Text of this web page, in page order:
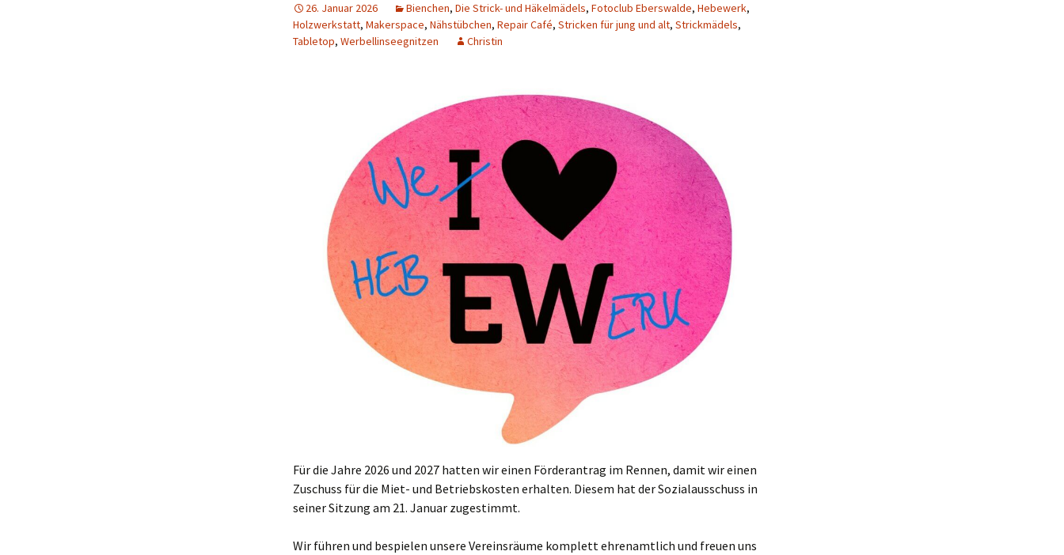
Holzwerkstatt
Die Strick- und
Häkelmädels
(Mittwochsgruppe)
Strickmädels
(Donnerstags 10 uhr
Stricken für jung und alt
(Donnerstags 14 uhr
26. Januar 2026 Bienchen, Die Strick- und Häkelmädels, Fotoclub Eberswalde, Hebewerk,
Holzwerkstatt, Makerspace, Nähstübchen, Repair Café, Stricken für jung und alt, Strickmädels,
Tabletop, Werbellinseegnitzen Christin
Für die Jahre 2026 und 2027 hatten wir einen Förderantrag im Rennen, damit wir einen
Zuschuss für die Miet- und Betriebskosten erhalten. Diesem hat der Sozialausschuss in
seiner Sitzung am 21. Januar zugestimmt.
Wir führen und bespielen unsere Vereinsräume komplett ehrenamtlich und freuen uns